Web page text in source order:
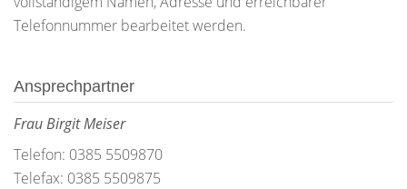
Telefonnummer bearbeitet werden.
Ansprechpartner
Frau Birgit Meiser
Telefon: 0385 5509870
Telefax: 0385 5509875